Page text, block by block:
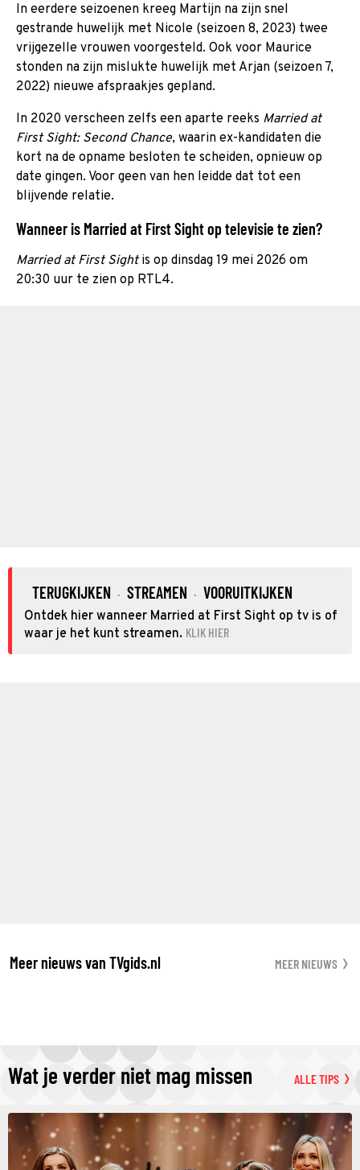
In eerdere seizoenen kreeg Martijn na zijn snel
gestrande huwelijk met Nicole (seizoen 8, 2023) twee
vrijgezelle vrouwen voorgesteld. Ook voor Maurice
stonden na zijn mislukte huwelijk met Arjan (seizoen 7,
2022) nieuwe afspraakjes gepland.
In 2020 verscheen zelfs een aparte reeks Married at
First Sight: Second Chance, waarin ex-kandidaten die
kort na de opname besloten te scheiden, opnieuw op
date gingen. Voor geen van hen leidde dat tot een
blijvende relatie.
Wanneer is Married at First Sight op televisie te zien?
Married at First Sightis op dinsdag 19 mei 2026 om
20:30 uur te zien op RTL4.
TERUGKIJKEN · STREAMEN · VOORUITKIJKEN
Ontdek hier wanneer Married at First Sight op tv is of
waar je het kunt streamen. KLIK HIER
Meer nieuws van TVgids.nl MEER NIEUWS
Wat je verder niet mag missen ALLE TIPS